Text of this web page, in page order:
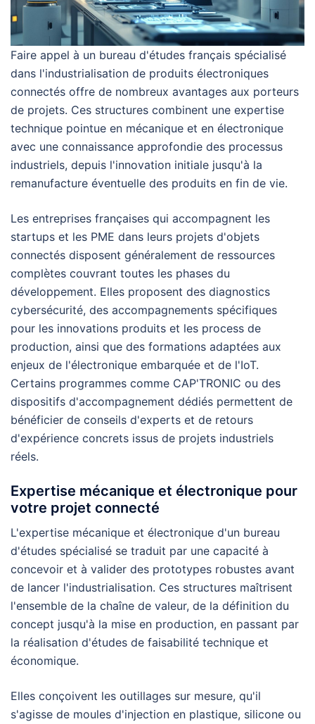
Faire appel à un bureau d'études français spécialisé
dans l'industrialisation de produits électroniques
connectés offre de nombreux avantages aux porteurs
de projets. Ces structures combinent une expertise
technique pointue en mécanique et en électronique
avec une connaissance approfondie des processus
industriels, depuis l'innovation initiale jusqu'à la
remanufacture éventuelle des produits en fin de vie.
Les entreprises françaises qui accompagnent les
startups et les PME dans leurs projets d'objets
connectés disposent généralement de ressources
complètes couvrant toutes les phases du
développement. Elles proposent des diagnostics
cybersécurité, des accompagnements spécifiques
pour les innovations produits et les process de
production, ainsi que des formations adaptées aux
enjeux de l'électronique embarquée et de l'IoT.
Certains programmes comme CAP'TRONIC ou des
dispositifs d'accompagnement dédiés permettent de
bénéficier de conseils d'experts et de retours
d'expérience concrets issus de projets industriels
réels.
Expertise mécanique et électronique pour
votre projet connecté
L'expertise mécanique et électronique d'un bureau
d'études spécialisé se traduit par une capacité à
concevoir et à valider des prototypes robustes avant
de lancer l'industrialisation. Ces structures maîtrisent
l'ensemble de la chaîne de valeur, de la définition du
concept jusqu'à la mise en production, en passant par
la réalisation d'études de faisabilité technique et
économique.
Elles conçoivent les outillages sur mesure, qu'il
s'agisse de moules d'injection en plastique, silicone ou